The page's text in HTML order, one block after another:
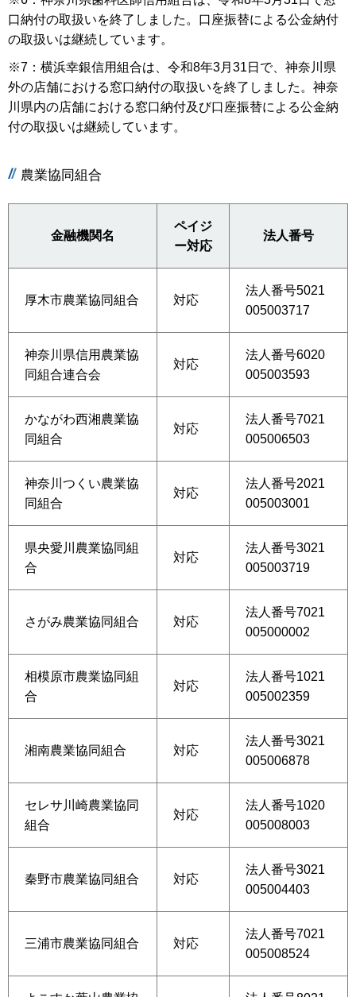
口納付の取扱いを終了しました。口座振替による公金納付
の取扱いは継続しています。
※7：横浜幸銀信用組合は、令和8年3月31日で、神奈川県
外の店舗における窓口納付の取扱いを終了しました。神奈
川県内の店舗における窓口納付及び口座振替による公金納
付の取扱いは継続しています。
農業協同組合
金融機関名
ペイジ
ー対応
法人番号
厚木市農業協同組合 対応
法人番号5021
005003717
神奈川県信用農業協
同組合連合会
対応
法人番号6020
005003593
かながわ西湘農業協
同組合
対応
法人番号7021
005006503
神奈川つくい農業協
同組合
対応
法人番号2021
005003001
県央愛川農業協同組
合
対応
法人番号3021
005003719
さがみ農業協同組合 対応
法人番号7021
005000002
相模原市農業協同組
合
対応
法人番号1021
005002359
湘南農業協同組合 対応
法人番号3021
005006878
セレサ川崎農業協同
組合
対応
法人番号1020
005008003
秦野市農業協同組合 対応
法人番号3021
005004403
三浦市農業協同組合 対応
法人番号7021
005008524